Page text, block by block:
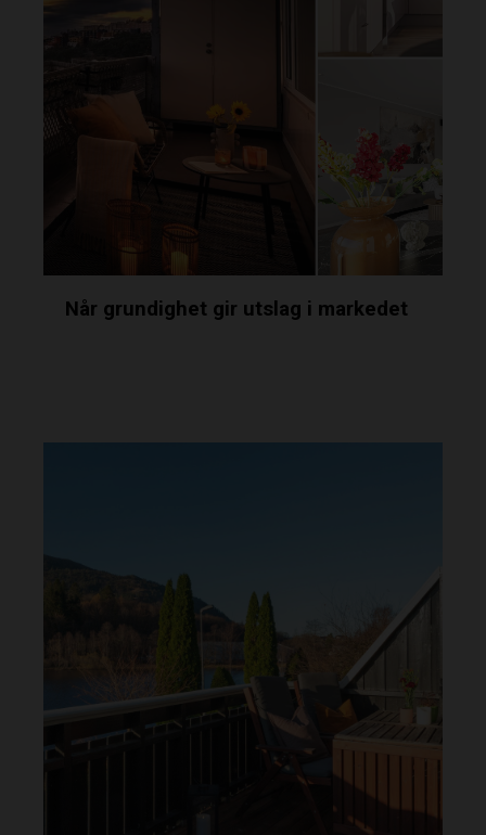
Når grundighet gir utslag i markedet